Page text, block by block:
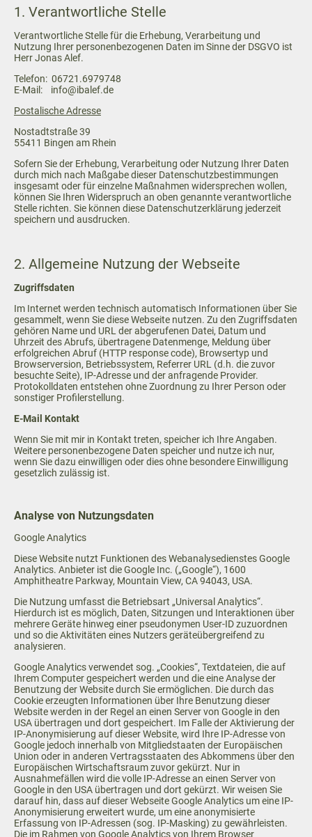
1. Verantwortliche Stelle
Verantwortliche Stelle für die Erhebung, Verarbeitung und
Nutzung Ihrer personenbezogenen Daten im Sinne der DSGVO ist
Herr Jonas Alef.
Telefon: 06721.6979748
E-Mail: info@ibalef.de
Postalische Adresse
Nostadtstraße 39
55411 Bingen am Rhein
Sofern Sie der Erhebung, Verarbeitung oder Nutzung Ihrer Daten
durch mich nach Maßgabe dieser Datenschutzbestimmungen
insgesamt oder für einzelne Maßnahmen widersprechen wollen,
können Sie Ihren Widerspruch an oben genannte verantwortliche
Stelle richten. Sie können diese Datenschutzerklärung jederzeit
speichern und ausdrucken.
2. Allgemeine Nutzung der Webseite
Zugriffsdaten
Im Internet werden technisch automatisch Informationen über Sie
gesammelt, wenn Sie diese Webseite nutzen. Zu den Zugriffsdaten
gehören Name und URL der abgerufenen Datei, Datum und
Uhrzeit des Abrufs, übertragene Datenmenge, Meldung über
erfolgreichen Abruf (HTTP response code), Browsertyp und
Browserversion, Betriebssystem, Referrer URL (d.h. die zuvor
besuchte Seite), IP-Adresse und der anfragende Provider.
Protokolldaten entstehen ohne Zuordnung zu Ihrer Person oder
sonstiger Profilerstellung.
E-Mail Kontakt
Wenn Sie mit mir in Kontakt treten, speicher ich Ihre Angaben.
Weitere personenbezogene Daten speicher und nutze ich nur,
wenn Sie dazu einwilligen oder dies ohne besondere Einwilligung
gesetzlich zulässig ist.
Analyse von Nutzungsdaten
Google Analytics
Diese Website nutzt Funktionen des Webanalysedienstes Google
Analytics. Anbieter ist die Google Inc. („Google“), 1600
Amphitheatre Parkway, Mountain View, CA 94043, USA.
Die Nutzung umfasst die Betriebsart „Universal Analytics“.
Hierdurch ist es möglich, Daten, Sitzungen und Interaktionen über
mehrere Geräte hinweg einer pseudonymen User-ID zuzuordnen
und so die Aktivitäten eines Nutzers geräteübergreifend zu
analysieren.
Google Analytics verwendet sog. „Cookies“, Textdateien, die auf
Ihrem Computer gespeichert werden und die eine Analyse der
Benutzung der Website durch Sie ermöglichen. Die durch das
Cookie erzeugten Informationen über Ihre Benutzung dieser
Website werden in der Regel an einen Server von Google in den
USA übertragen und dort gespeichert. Im Falle der Aktivierung der
IP-Anonymisierung auf dieser Website, wird Ihre IP-Adresse von
Google jedoch innerhalb von Mitgliedstaaten der Europäischen
Union oder in anderen Vertragsstaaten des Abkommens über den
Europäischen Wirtschaftsraum zuvor gekürzt. Nur in
Ausnahmefällen wird die volle IP-Adresse an einen Server von
Google in den USA übertragen und dort gekürzt. Wir weisen Sie
darauf hin, dass auf dieser Webseite Google Analytics um eine IP-
Anonymisierung erweitert wurde, um eine anonymisierte
Erfassung von IP-Adressen (sog. IP-Masking) zu gewährleisten.
Die im Rahmen von Google Analytics von Ihrem Browser